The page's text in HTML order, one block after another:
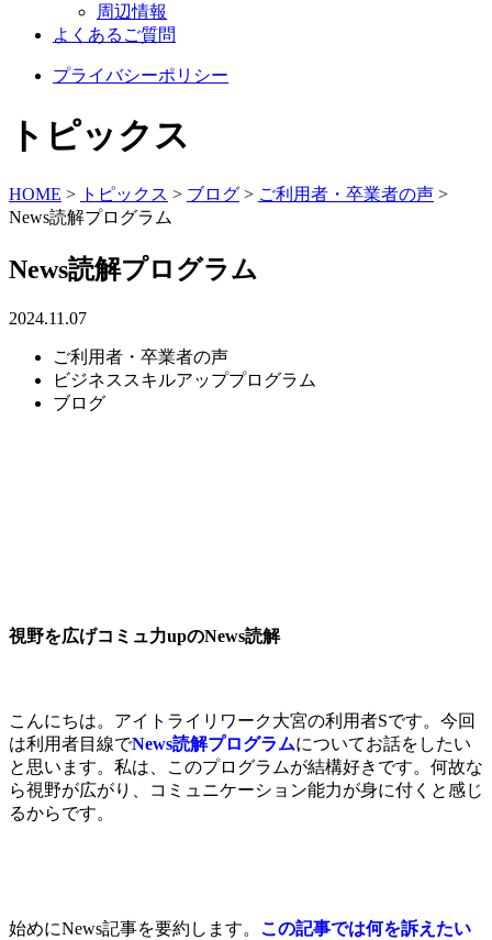
周辺情報
よくあるご質問
プライバシーポリシー
トピックス
HOME > トピックス > ブログ > ご利用者・卒業者の声 >
News読解プログラム
News読解プログラム
2024.11.07
ご利用者・卒業者の声
ビジネススキルアッププログラム
ブログ
視野を広げコミュ力upのNews読解
こんにちは。アイトライリワーク大宮の利用者Sです。今回
は利用者目線でNews読解プログラムについてお話をしたい
と思います。私は、このプログラムが結構好きです。何故な
ら視野が広がり、コミュニケーション能力が身に付くと感じ
るからです。
始めにNews記事を要約します。 この記事では何を訴えたい